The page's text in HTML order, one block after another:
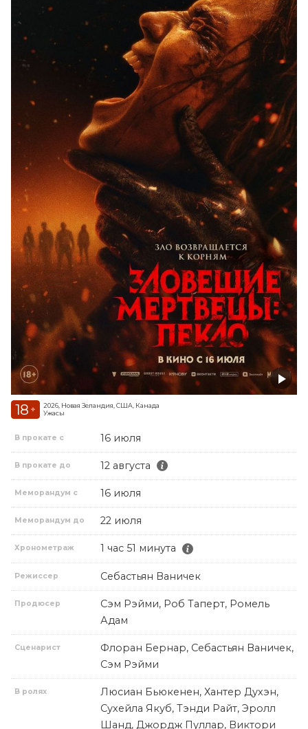
18 +
2026, Новая Зеландия, США, Канада
Ужасы
В прокате с 16 июля
В прокате до 12 августа
Меморандум с 16 июля
Меморандум до 22 июля
Хронометраж 1 час 51 минута
Режиссер Себастьян Ваничек
Продюсер
Сэм Рэйми, Роб Таперт, Ромель
Адам
Сценарист
Флоран Бернар, Себастьян Ваничек,
Сэм Рэйми
В ролях
Люсиан Бьюкенен, Хантер Духэн,
Сухейла Якуб, Тэнди Райт, Эролл
Шанд, Джордж Пуллар, Виктори